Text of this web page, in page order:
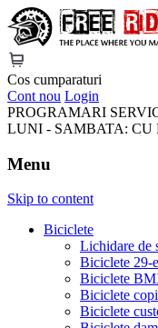
Cos cumparaturi
Cont nou Login
PROGRAMARI
LUNI - SAMBATA: CU
Menu
Skip to content
Biciclete
Lichidare de
Biciclete 29-
Biciclete
Biciclete
Biciclete